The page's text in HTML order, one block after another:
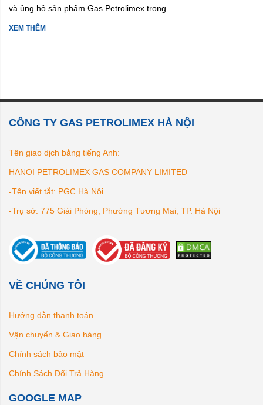
và ủng hộ sản phẩm Gas Petrolimex trong ...
XEM THÊM
CÔNG TY GAS PETROLIMEX HÀ NỘI
Tên giao dịch bằng tiếng Anh:
HANOI PETROLIMEX GAS COMPANY LIMITED
-Tên viết tắt: PGC Hà Nội
-Trụ sở: 775 Giải Phóng, Phường Tương Mai, TP. Hà Nội
VỀ CHÚNG TÔI
Hướng dẫn thanh toán
Vận chuyển & Giao hàng
Chính sách bảo mật
Chính Sách Đổi Trả Hàng
GOOGLE MAP